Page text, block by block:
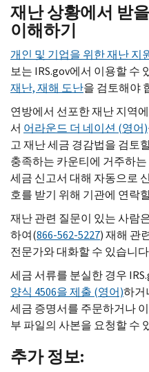
재난 상황에서 받
이해하기
개인 및 기업을 위한 재난 지
보는 IRS.gov에서 이용할 수
재난, 재해 도난을 검토해야
연방에서 선포한 재난 지역
서 어라운드 더 네이션 (영어)
고 재난 세금 경감법을 검토
충족하는 카운티에 거주하
세금 신고서 대해 자동으로
호를 받기 위해 기관에 연락
재난 관련 질문이 있는 사람
하여(866-562-5227) 재해 관
전문가와 대화할 수 있습니
세금 서류를 분실한 경우
양식 4506을 제출 (영어)하거
세금 증명서를 주문하거나
부 파일의 사본을 요청할 수
추가 정보: